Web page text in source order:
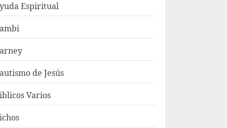
Espiritual
de Jesús
Varios